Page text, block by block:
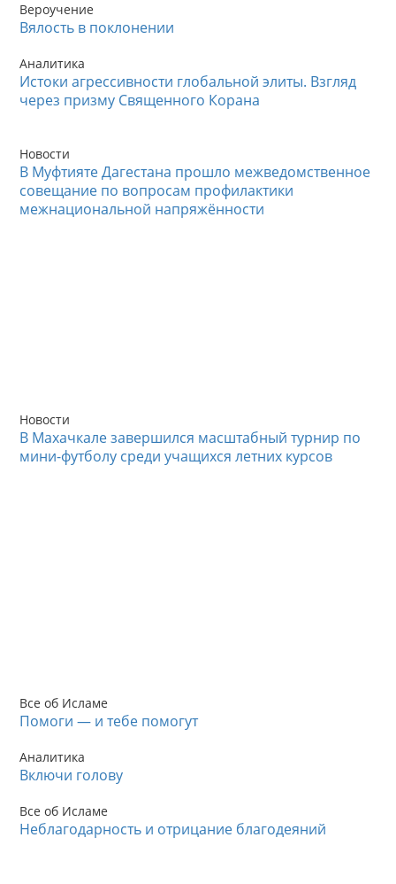
Вероучение
Вялость в поклонении
Аналитика
Истоки агрессивности глобальной элиты. Взгляд
через призму Священного Корана
Новости
В Муфтияте Дагестана прошло межведомственное
совещание по вопросам профилактики
межнациональной напряжённости
Новости
В Махачкале завершился масштабный турнир по
мини-футболу среди учащихся летних курсов
Все об Исламе
Помоги — и тебе помогут
Аналитика
Включи голову
Все об Исламе
Неблагодарность и отрицание благодеяний